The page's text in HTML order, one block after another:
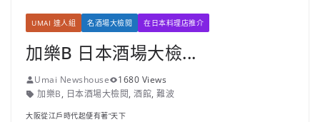
UMAI 達人組 名酒場大檢閱 在日本料理店推介
加樂B 日本酒場大檢...
Umai Newshouse
1680 Views
加樂B, 日本酒場大檢閱, 酒館, 難波
大阪從江戶時代起便有著”天下